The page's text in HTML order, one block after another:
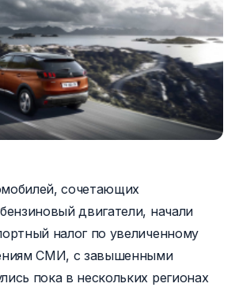
сочетающих
двигатели, начали
налог по увеличенному
СМИ, с завышенными
пока в нескольких регионах